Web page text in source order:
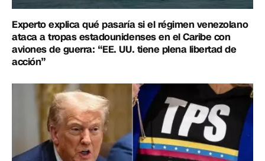
Experto explica qué pasaría si el régimen venezolano
ataca a tropas estadounidenses en el Caribe con
aviones de guerra: “EE. UU. tiene plena libertad de
acción”